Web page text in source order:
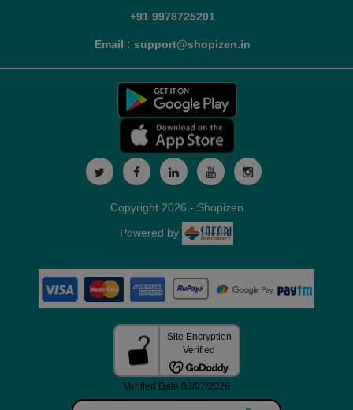
+91 9978725201
Email : support@shopizen.in
Copyright 2026 - Shopizen
Powered by